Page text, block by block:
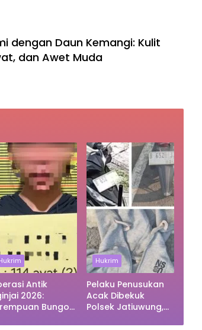
dengan Daun Kemangi: Kulit
dan Awet Muda
Antik
2026:
Bungo
Hukrim
Pelaku Penusukan
Acak Dibekuk
Polsek Jatiuwung,